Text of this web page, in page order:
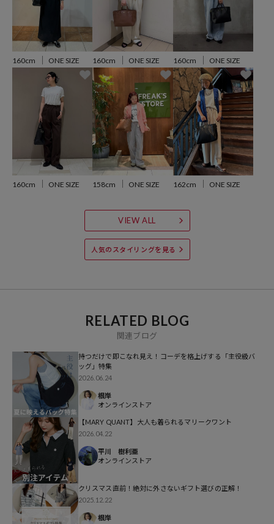
いアイテムです。
スウェット×デニムのカジュアルコーデをクラスアップさせたり、
卒入園のシーンでの綺麗めコーデに合わせたり、
1つ持っていると便利なバッグです。
※こちらの商品は、弊社管理上のカラーを表記しております為、タグ
のカラー表記と異なる記載となっております。
【サイト表記：タグ表記・メーカーカラー名】
ブラック：BLACK
※商品の色味は、商品詳細画像をご確認ください。
※着用、お取り扱いの際は、商品についている品質表示とアテンショ
▼PUBLUXの新作アイテムはこちら：
▼すぐ使えて長く使える万能グッズ一覧はこちら：
参考価格
41,800
円（2024年11月29日時点）
※「参考価格」とは、Daytona Parkにおける対象商品の通常販売（先
行予約・先行割引は含まれません）開始時点の価格です。
ブランド説明
【PUBLUX/パブリュクス】
160cm ONE SIZE 160cm ONE SIZE 160cm ONE SIZE
160cm ONE SIZE 158cm ONE SIZE 162cm ONE SIZE
VIEW ALL
人気のスタイリングを見る
RELATED BLOG
関連ブログ
持つだけで即こなれ見え！コーデを格上げする「主役級バ
ッグ」特集
2026.06.24
根岸
オンラインストア
【MARY QUANT】大人も着られるマリークワント
2026.04.22
平川 樹利亜
オンラインストア
クリスマス直前！絶対に外さないギフト選びの正解！
2025.12.22
根岸